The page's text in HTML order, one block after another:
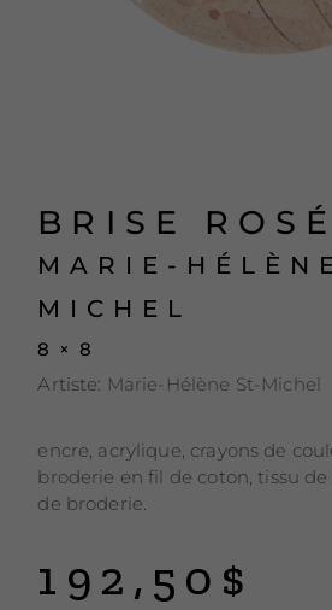
BRISE
MARIE-
MICHEL
8 × 8
Artiste: Marie-Hélène St-Michel
encre, acrylique, crayons de
broderie en fil de coton, tissu
de broderie.
192,50 $